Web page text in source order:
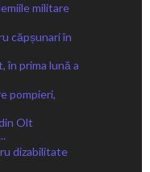
militare
căpșunari în
în prima lună a
pompieri,
Olt
dizabilitate